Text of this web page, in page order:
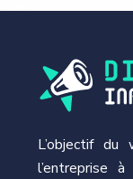
L’objectif
l’entreprise